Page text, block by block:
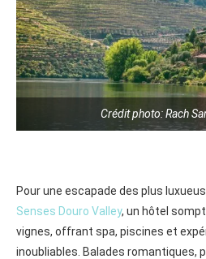
Crédit photo: Rach
Pour une escapade des plus
Senses Douro Valley, un hôtel
vignes, offrant spa, piscines et
inoubliables. Balades romantiques,